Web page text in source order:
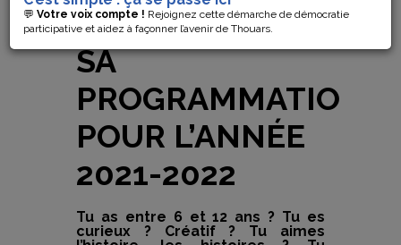
💬 Votre voix compte ! Rejoignez cette démarche de démocratie
participative et aidez à façonner l’avenir de Thouars.
VOUS DÉVOILE
SA
PROGRAMMATION
POUR L’ANNÉE
2021-2022
Tu as entre 6 et 12 ans ? Tu es
curieux ? Créatif ? Tu aimes